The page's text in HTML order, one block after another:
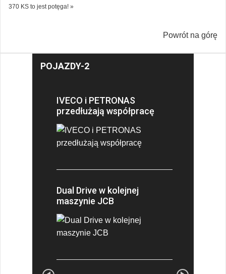
370 KS to jest potęga! »
Powrót na górę
POJAZDY-2
IVECO i PETRONAS
przedłużają współpracę
Dual Drive w kolejnej
maszynie JCB